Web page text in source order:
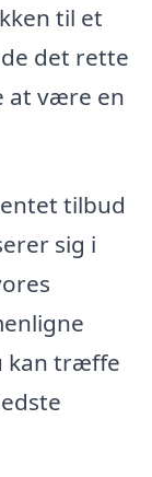
til et
det rette
at være en
tilbud
sig i
kan træffe